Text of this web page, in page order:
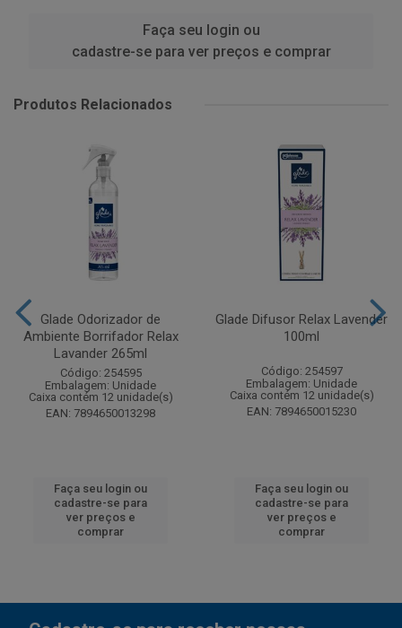
Faça seu login ou
cadastre-se para ver preços e comprar
Produtos Relacionados
Glade Odorizador de
Ambiente Borrifador Relax
Lavander 265ml
Código: 254595
Embalagem: Unidade
Caixa contém 12 unidade(s)
EAN: 7894650013298
Faça seu login ou
cadastre-se para
ver preços e
comprar
Glade Difusor Relax Lavender
100ml
Código: 254597
Embalagem: Unidade
Caixa contém 12 unidade(s)
EAN: 7894650015230
Faça seu login ou
cadastre-se para
ver preços e
comprar